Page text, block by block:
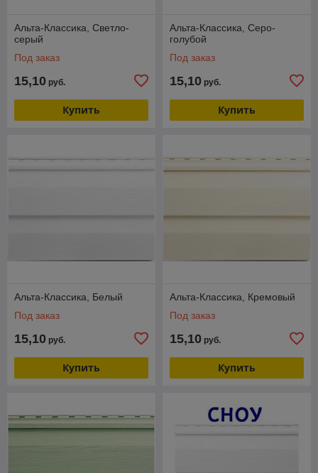
Альта-Классика, Светло-
серый
Под заказ
15,10 руб.
Купить
Альта-Классика, Серо-
голубой
Под заказ
15,10 руб.
Купить
Альта-Классика, Белый
Под заказ
15,10 руб.
Купить
Альта-Классика, Кремовый
Под заказ
15,10 руб.
Купить